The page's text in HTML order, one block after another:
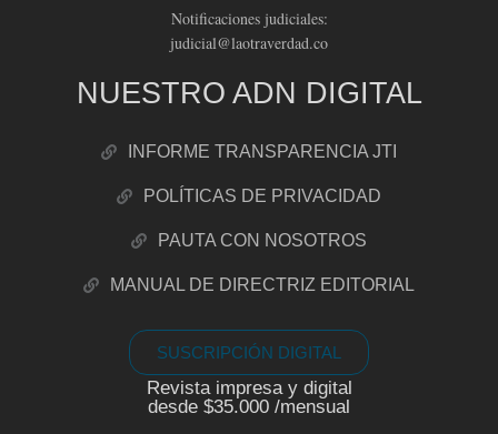
Notificaciones judiciales:
judicial@laotraverdad.co
NUESTRO ADN DIGITAL
INFORME TRANSPARENCIA JTI
POLÍTICAS DE PRIVACIDAD
PAUTA CON NOSOTROS
MANUAL DE DIRECTRIZ EDITORIAL
SUSCRIPCIÓN DIGITAL
Revista impresa y digital
desde $35.000 /mensual